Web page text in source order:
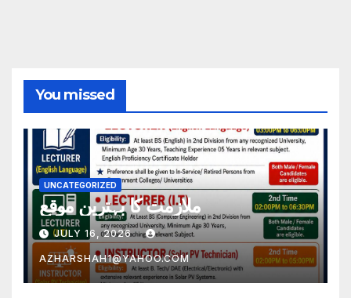
You missed
UNCATEGORIZED
ملازمت کا بہترین موقع
JULY 16, 2026
AZHARSHAH1@YAHOO.COM